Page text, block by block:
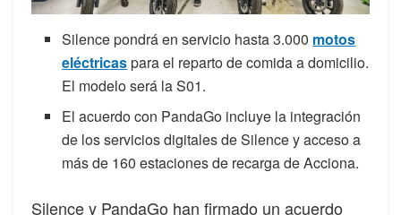
Silence pondrá en servicio hasta 3.000 motos
eléctricaspara el reparto de comida a domicilio.
El modelo será la S01.
El acuerdo con PandaGo incluye la integración
de los servicios digitales de Silence y acceso a
más de 160 estaciones de recarga de Acciona.
Silence y PandaGo han firmado un acuerdo